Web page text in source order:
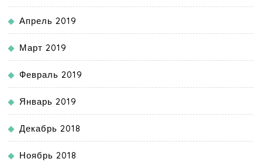
Апрель 2019
Март 2019
Февраль 2019
Январь 2019
Декабрь 2018
Ноябрь 2018